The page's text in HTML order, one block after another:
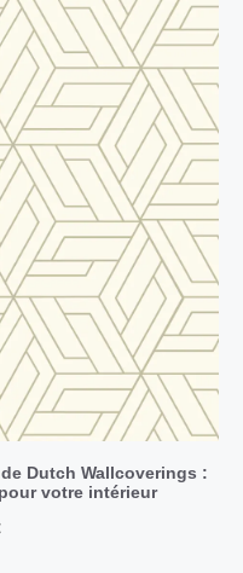
Dutch Wallcoverings :
votre intérieur